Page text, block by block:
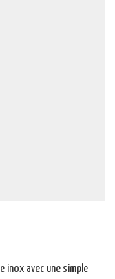
inox avec une simple